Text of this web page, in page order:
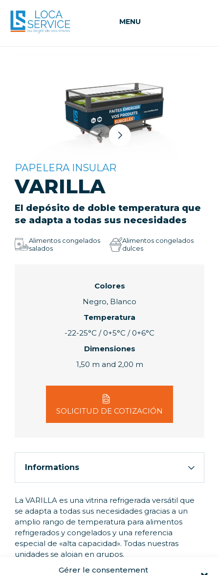
Gérer le consentement
MENU
PAPELERA INSULAR
VARILLA
El depósito de doble temperatura que
se adapta a todas sus necesidades
Alimentos congelados
salados
Alimentos congelados
dulces
Colores
Negro, Blanco
Temperatura
-22-25°C / 0+5°C / 0+6°C
Dimensiones
1,50 m and 2,00 m
SOLICITUD DE COTIZACIÓN
Informations
La VARILLA es una vitrina refrigerada versátil que
se adapta a todas sus necesidades gracias a un
amplio rango de temperatura para alimentos
refrigerados y congelados y una referencia
especial de «alta capacidad». Todas nuestras
unidades se alojan en grupos.